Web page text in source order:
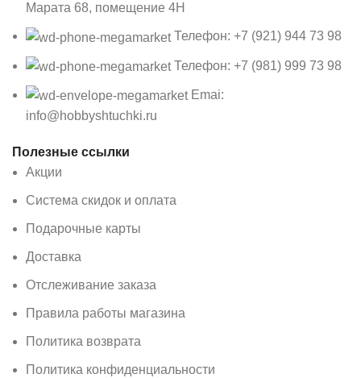
Марата 68, помещение 4Н
Телефон: +7 (921) 944 73 98
Телефон: +7 (981) 999 73 98
Emai:
info@hobbyshtuchki.ru
Полезные ссылки
Акции
Система скидок и оплата
Подарочные карты
Доставка
Отслеживание заказа
Правила работы магазина
Политика возврата
Политика конфиденциальности